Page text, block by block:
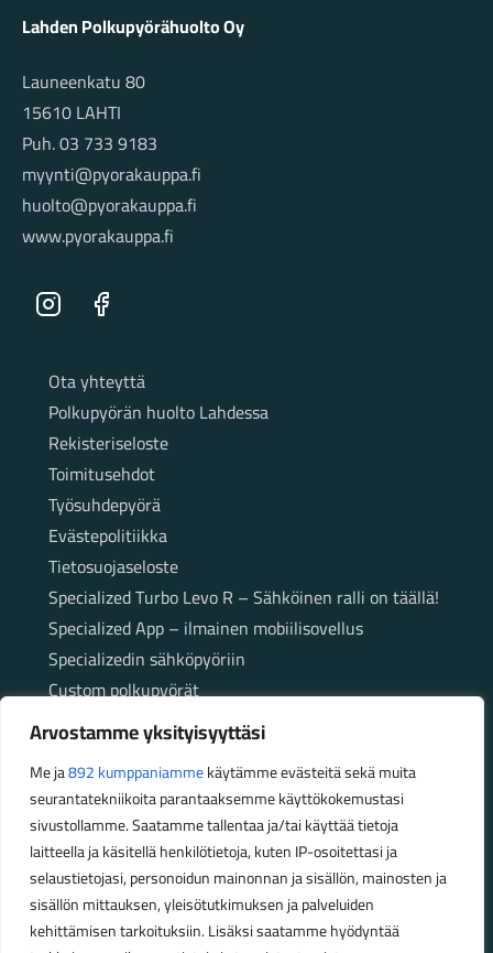
Arvostamme yksityisyyttäsi
Me ja892 kumppaniammekäytämme evästeitä sekä muita
seurantatekniikoita parantaaksemme käyttökokemustasi
sivustollamme. Saatamme tallentaa ja/tai käyttää tietoja
laitteella ja käsitellä henkilötietoja, kuten IP-osoitettasi ja
selaustietojasi, personoidun mainonnan ja sisällön, mainosten ja
sisällön mittauksen, yleisötutkimuksen ja palveluiden
kehittämisen tarkoituksiin. Lisäksi saatamme hyödyntää
Lahden Polkupyörähuolto Oy
Launeenkatu 80
15610 LAHTI
Puh. 03 733 9183
myynti@pyorakauppa.fi
huolto@pyorakauppa.fi
www.pyorakauppa.fi
Instagram Facebook
SivutOta yhteyttä
Polkupyörän huolto Lahdessa
Rekisteriseloste
Toimitusehdot
Työsuhdepyörä
Evästepolitiikka
Tietosuojaseloste
Specialized Turbo Levo R – Sähköinen ralli on täällä!
Specialized App – ilmainen mobiilisovellus
Specializedin sähköpyöriin
Custom polkupyörät
Fatbikellä helppoa ja huoletonta etenemistä
maastossa
Aukioloajat
Talvikauden aukioloajat (1.10.2025 – 28.2.2026)
Ma-Pe 10-18
La 10-14